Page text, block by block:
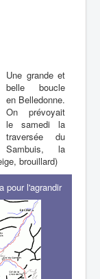
Une grande et
belle boucle
en Belledonne.
On prévoyait
le samedi la
traversée du
Sambuis, la
brouillard)
pour l'agrandir